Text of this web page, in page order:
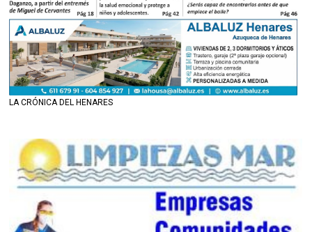
LA CRÓNICA DEL HENARES